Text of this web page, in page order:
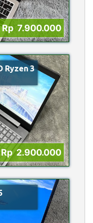
Rp 7.900.000
Ryzen 3
Rp 2.900.000